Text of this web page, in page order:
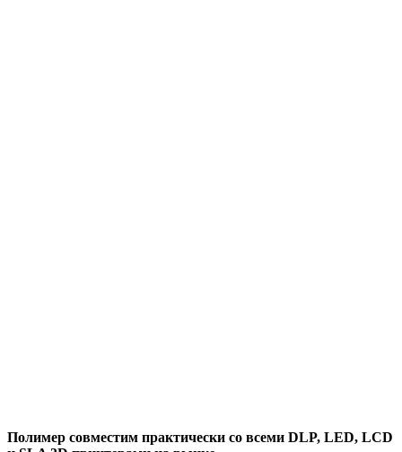
Полимер совместим практически со всеми DLP, LED, LCD